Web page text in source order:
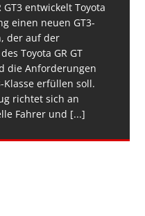
GT3 entwickelt Toyota
einen neuen GT3-
der auf der
Toyota GR GT
die Anforderungen
Klasse erfüllen soll.
richtet sich an
Fahrer und [...]